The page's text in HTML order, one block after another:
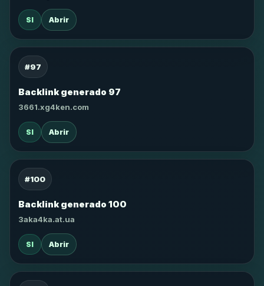
SI Abrir
#97
Backlink generado 97
3661.xg4ken.com
SI Abrir
#100
Backlink generado 100
3aka4ka.at.ua
SI Abrir